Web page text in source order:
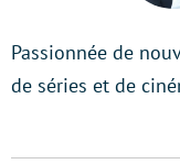
Passionnée de
de séries et de